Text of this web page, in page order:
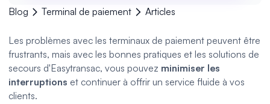
Blog Terminal de paiement Articles
Les problèmes avec les terminaux de paiement peuvent être
frustrants, mais avec les bonnes pratiques et les solutions de
secours d'Easytransac, vous pouvez minimiser les
interruptions et continuer à offrir un service fluide à vos
clients.